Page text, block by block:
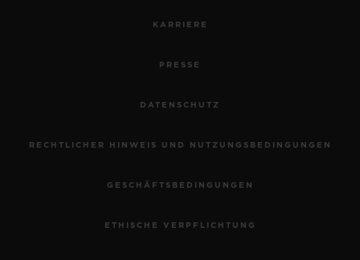
KARRIERE
PRESSE
DATENSCHUTZ
RECHTLICHER HINWEIS UND NUTZUNGSBEDINGUNGEN
GESCHÄFTSBEDINGUNGEN
ETHISCHE VERPFLICHTUNG